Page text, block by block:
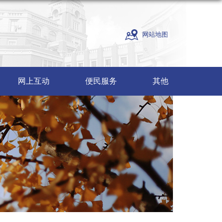
网站地图
网上互动 便民服务 其他